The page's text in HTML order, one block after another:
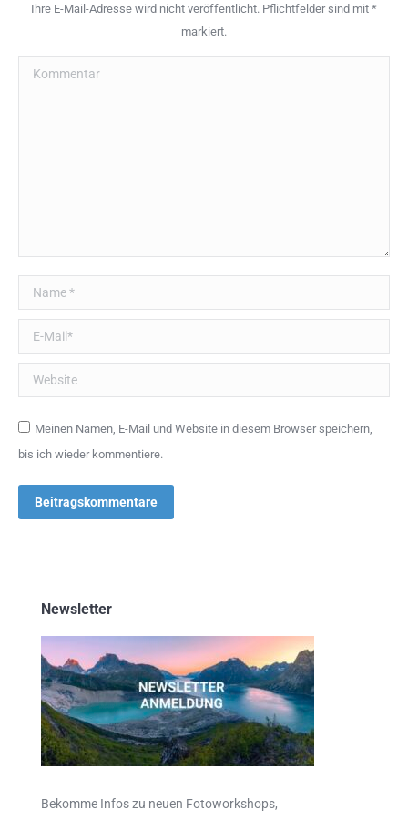
Ihre E-Mail-Adresse wird nicht veröffentlicht. Pflichtfelder sind mit *
markiert.
Kommentar
Name *
E-Mail *
Website
Meinen Namen, E-Mail und Website in diesem Browser speichern,
bis ich wieder kommentiere.
Beitragskommentare
Newsletter
Bekomme Infos zu neuen Fotoworkshops,